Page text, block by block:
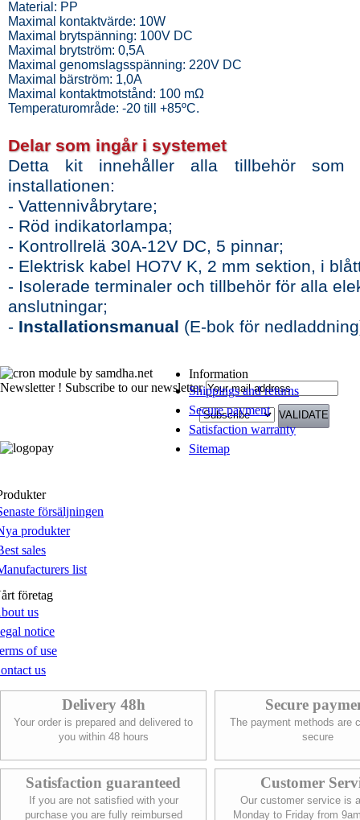
Material: PP
Maximal kontaktvärde: 10W
Maximal brytspänning: 100V DC
Maximal brytström: 0,5A
Maximal genomslagsspänning: 220V DC
Maximal bärström: 1,0A
Maximal kontaktmotstånd: 100 mΩ
Temperaturområde: -20 till +85ºC.
Delar som ingår i systemet
Detta kit innehåller alla tillbehör som
installationen:
- Vattennivåbrytare;
- Röd indikatorlampa;
- Kontrollrelä 30A-12V DC, 5 pinnar;
- Elektrisk kabel HO7V K, 2 mm sektion, i
- Isolerade terminaler och tillbehör för alla
anslutningar;
- Installationsmanual (E-bok för
Newsletter ! Subscribe to our newsletter
Information
Shippings and returns
Secure payment
Satisfaction warranty
Sitemap
försäljningen
produkter
sales
list
företag
us
notice
of use
us
Delivery 48h
Your order is prepared and delivered to
you within 48 hours
Secure
The payment methods are
secure
Satisfaction guaranteed
If you are not satisfied with your
purchase you are fully reimbursed
Customer
Our customer service is
Monday to Friday from